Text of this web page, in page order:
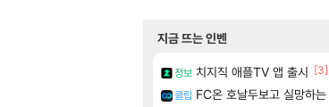
지금 뜨는 인벤
정보 치지직 애플TV 앱 출시 [3]
클립 FC온 호날두보고 실망하